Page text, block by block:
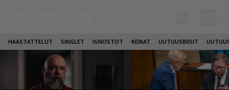
HAASTATTELUT SINGLET IGNOSTOT KEIKAT UUTUUSBIISIT